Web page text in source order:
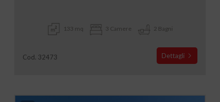
133 mq 3 Camere 2 Bagni
Cod. 32473 Dettagli